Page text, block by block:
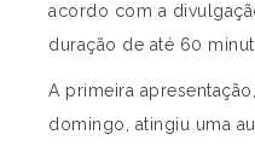
acordo com a
duração de até 60
A primeira
domingo, atingiu uma